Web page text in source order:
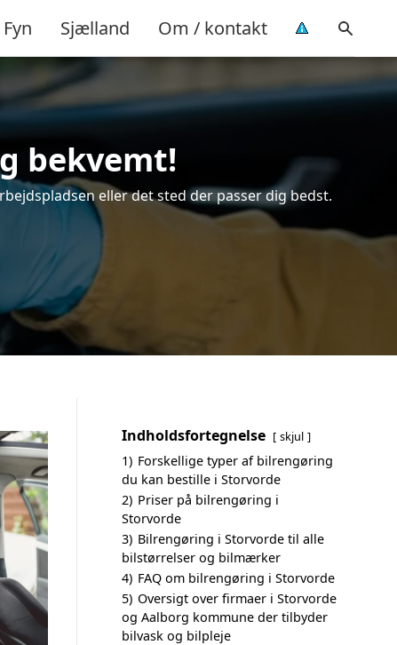
Fyn Sjælland Om / kontakt
bekvemt!
eller det sted der passer dig bedst.
Indholdsfortegnelse skjul
1) Forskellige typer af bilrengøring
du kan bestille i Storvorde
2) Priser på bilrengøring i
Storvorde
3) Bilrengøring i Storvorde til alle
bilstørrelser og bilmærker
4) FAQ om bilrengøring i Storvorde
5) Oversigt over firmaer i Storvorde
og Aalborg kommune der tilbyder
bilvask og bilpleje